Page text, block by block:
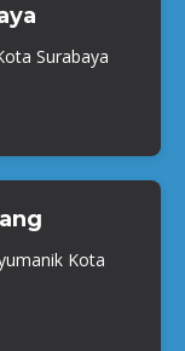
Surabaya
Kota